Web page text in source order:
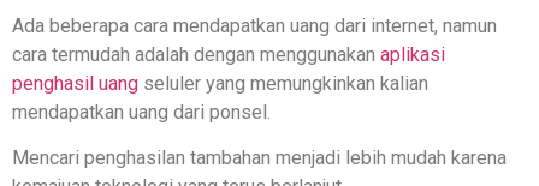
Ada beberapa cara mendapatkan uang dari internet, namun
cara termudah adalah dengan menggunakan aplikasi
penghasil uang seluler yang memungkinkan kalian
mendapatkan uang dari ponsel.
Mencari penghasilan tambahan menjadi lebih mudah karena